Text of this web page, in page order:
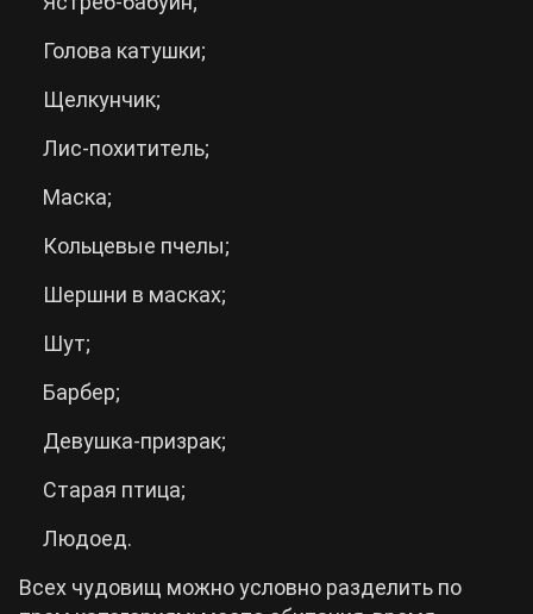
Голова катушки;
Щелкунчик;
Лис-похититель;
Маска;
Кольцевые пчелы;
Шершни в масках;
Шут;
Барбер;
Девушка-призрак;
Старая птица;
Людоед.
Всех чудовищ можно условно разделить по